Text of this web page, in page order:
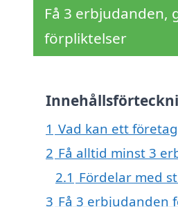
Få 3 erbjudanden,
förpliktelser
1 Vad kan ett
2 Få alltid minst 3
2.1 Fördelar med
3 Få 3 erbjudanden